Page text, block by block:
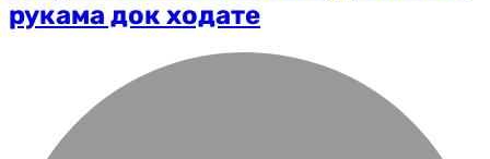
рукама док ходате